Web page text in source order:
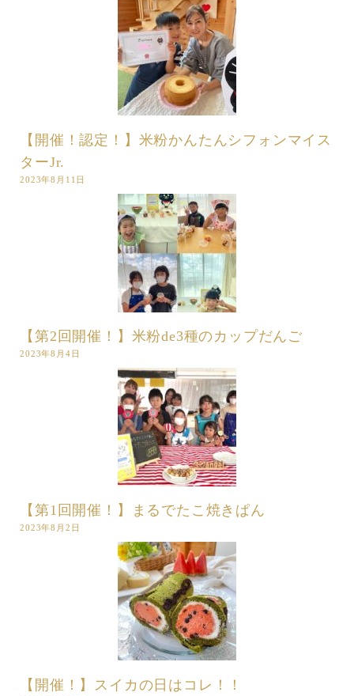
【開催！認定！】米粉かんたんシフォンマイス
ターJr.
2023年8月11日
【第2回開催！】米粉de3種のカップだんご
2023年8月4日
【第1回開催！】まるでたこ焼きぱん
2023年8月2日
【開催！】スイカの日はコレ！！